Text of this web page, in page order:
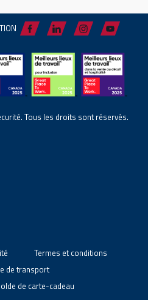
Tous les droits sont réservés.
Termes et conditions
de transport
de carte-cadeau